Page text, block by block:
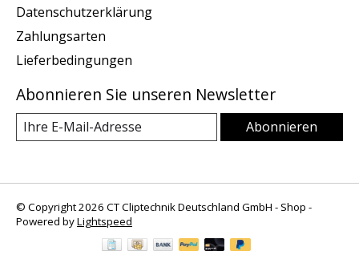
Datenschutzerklärung
Zahlungsarten
Lieferbedingungen
Abonnieren Sie unseren Newsletter
Abonnieren
© Copyright 2026 CT Cliptechnik Deutschland GmbH - Shop -
Powered byLightspeed